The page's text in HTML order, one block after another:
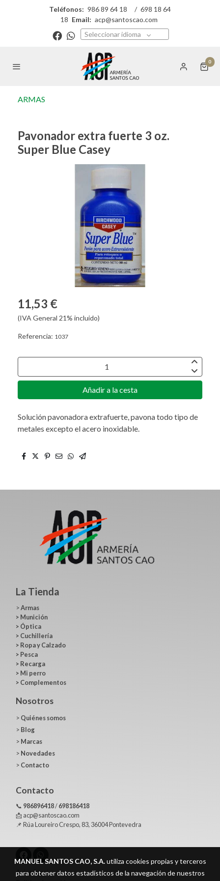
Teléfonos: 986 89 64 18 / 698 18 64
18 Email: acp@santoscao.com
Seleccionar idioma
0
ARMAS
Pavonador extra fuerte 3 oz.
Super Blue Casey
11,53 €
(IVA General 21% incluido)
Referencia: 1037
Añadir a la cesta
Solución pavonadora extrafuerte, pavona todo tipo de
metales excepto el acero inoxidable.
La Tienda
>Armas
> Munición
> Óptica
> Cuchillería
> Ropa y Calzado
> Pesca
> Recarga
> Mi perro
> Complementos
Nosotros
> Quiénes somos
> Blog
> Marcas
> Novedades
> Contacto
Contacto
📞 986896418/698186418
📩 acp@santoscao.com
📌 Rúa Loureiro Crespo, 83, 36004 Pontevedra
Aviso legal
MANUEL SANTOS CAO, S.A.utiliza cookies propias y terceros
para obtener datos estadísticos de la navegación de nuestros